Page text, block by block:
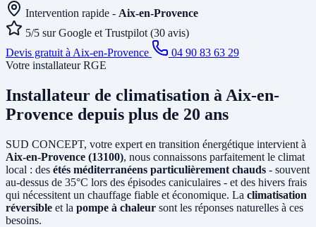
Intervention rapide - Aix-en-Provence
5/5 sur Google et Trustpilot (30 avis)
Devis gratuit à Aix-en-Provence
04 90 83 63 29
Votre installateur RGE
Installateur de climatisation à Aix-en-
Provence depuis plus de 20 ans
SUD CONCEPT, votre expert en transition énergétique intervient à
Aix-en-Provence (13100), nous connaissons parfaitement le climat
local : des étés méditerranéens particulièrement chauds - souvent
au-dessus de 35°C lors des épisodes caniculaires - et des hivers frais
qui nécessitent un chauffage fiable et économique. La climatisation
réversible et la pompe à chaleur sont les réponses naturelles à ces
besoins.